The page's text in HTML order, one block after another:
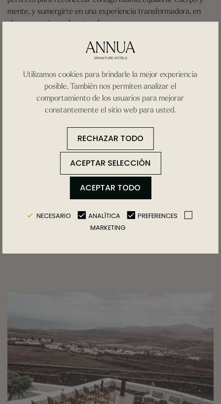
mente, y sumergirte en una experiencia transformadora, en
plena armonía con la naturaleza.
CONTACTO
Utilizamos cookies para brindarle la mejor experiencia
posible. También nos permiten analizar el
comportamiento de los usuarios para mejorar
constantemente el sitio web para usted.
RECHAZAR TODO
ACEPTAR SELECCIÓN
ACEPTAR TODO
NECESARIO ANALÍTICA
PREFERENCES
MARKETING